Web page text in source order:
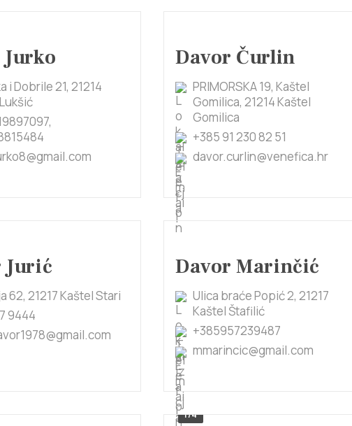
i Dobrile 21, 21214
Davor Čurlin
PRIMORSKA 19, Kaštel
Gomilica, 21214 Kaštel
Gomilica
+385 91 230 82 51
davor.curlin@venefica.hr
Jurić
62, 21217 Kaštel Stari
9444
Davor Marinčić
Ulica braće Popić 2, 21217
Kaštel Štafilić
+385957239487
mmarincic@gmail.com
1/4